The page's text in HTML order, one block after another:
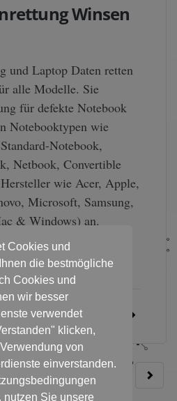
Winsen
und Laptop Daten retten
alle Modelle. Sie
für defekte Notebook
Notebooktypen wie
Notebook,
Netbook, Convertible
wie Acer, Apple,
Microsoft, Samsung,
& Windows) an.
Mac, MacBook,
5
Cookies und
die bestmögliche
Cookies und
wir besser
verwendet
klicken,
von
einverstanden.
nutzen Sie unsere